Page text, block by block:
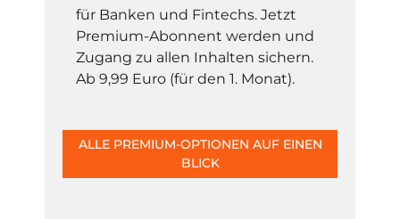
für Banken und Fintechs. Jetzt
Premium-Abonnent werden und
Zugang zu allen Inhalten sichern.
Ab 9,99 Euro (für den 1. Monat).
ALLE PREMIUM-OPTIONEN AUF EINEN
BLICK